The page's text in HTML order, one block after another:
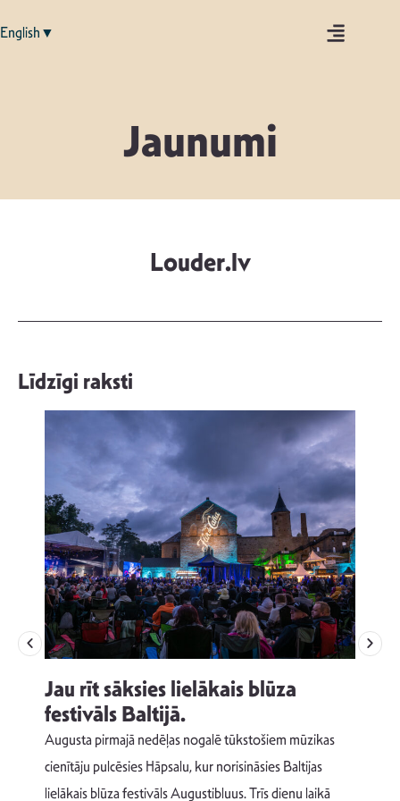
English▼
Jaunumi
Louder.lv
Līdzīgi raksti
Jau rīt sāksies lielākais blūza
festivāls Baltijā.
Augusta pirmajā nedēļas nogalē tūkstošiem mūzikas
cienītāju pulcēsies Hāpsalu, kur norisināsies Baltijas
lielākais blūza festivāls Augustibluus. Trīs dienu laikā